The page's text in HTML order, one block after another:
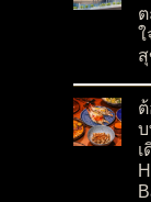
ใ